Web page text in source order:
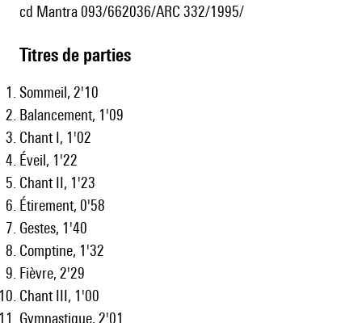
cd Mantra 093/662036/ARC 332/1995/
Titres de parties
Sommeil, 2'10
Balancement, 1'09
Chant I, 1'02
Éveil, 1'22
Chant II, 1'23
Étirement, 0'58
Gestes, 1'40
Comptine, 1'32
Fièvre, 2'29
Chant III, 1'00
Gymnastique, 2'01